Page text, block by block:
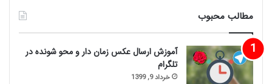
مطالب محبوب
آموزش ارسال عکس زمان دار و محو شونده در
تلگرام
خرداد 9, 1399